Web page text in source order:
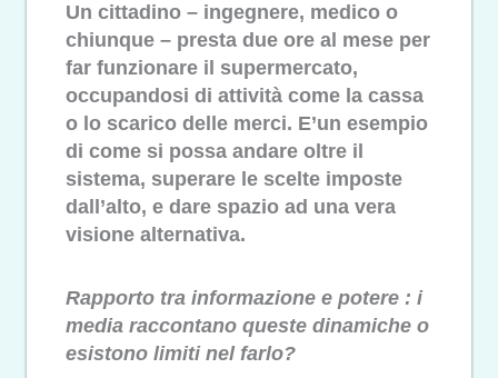
Un cittadino – ingegnere, medico o
chiunque – presta due ore al mese per
far funzionare il supermercato,
occupandosi di attività come la cassa
o lo scarico delle merci. E’un esempio
di come si possa andare oltre il
sistema, superare le scelte imposte
dall’alto, e dare spazio ad una vera
visione alternativa.
Rapporto tra informazione e potere : i
media raccontano queste dinamiche o
esistono limiti nel farlo?